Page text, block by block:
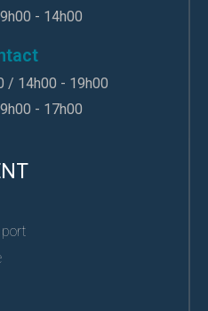
9h00 - 14h00
/ 14h00 - 19h00
9h00 - 17h00